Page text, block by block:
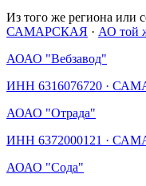
Из того же региона или
САМАРСКАЯ · АО той
АОАО "Вебзавод"
ИНН 6316076720 ·
АОАО "Отрада"
ИНН 6372000121 ·
АОАО "Сода"